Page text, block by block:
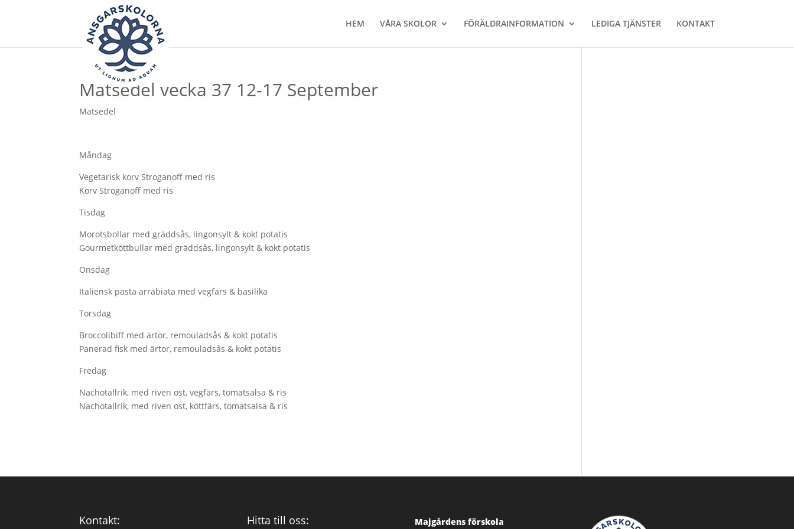
HEM VÅRA SKOLOR FÖRÄLDRAINFORMATION LEDIGA TJÄNSTER KONTAKT
Matsedel vecka 37 12-17 September
Matsedel
Måndag
Vegetarisk korv Stroganoff med ris
Korv Stroganoff med ris
Tisdag
Morotsbollar med gräddsås, lingonsylt & kokt potatis
Gourmetköttbullar med gräddsås, lingonsylt & kokt potatis
Onsdag
Italiensk pasta arrabiata med vegfärs & basilika
Torsdag
Broccolibiff med ärtor, remouladsås & kokt potatis
Panerad fisk med ärtor, remouladsås & kokt potatis
Fredag
Nachotallrik, med riven ost, vegfärs, tomatsalsa & ris
Nachotallrik, med riven ost, köttfärs, tomatsalsa & ris
Kontakt: Hitta till oss: Majgårdens förskola